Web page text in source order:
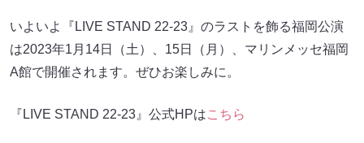
いよいよ『LIVE STAND 22-23』のラストを飾る福岡公演
は2023年1月14日（土）、15日（月）、マリンメッセ福岡
A館で開催されます。ぜひお楽しみに。
『LIVE STAND 22-23』公式HPはこちら